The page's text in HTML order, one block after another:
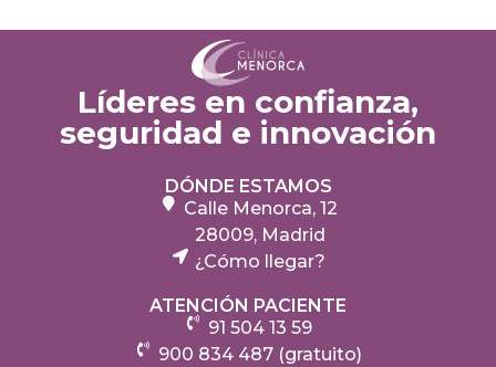
Líderes en confianza,
seguridad e innovación
DÓNDE ESTAMOS
Calle Menorca, 12
28009, Madrid
¿Cómo llegar?
ATENCIÓN PACIENTE
91 504 13 59
900 834 487 (gratuito)